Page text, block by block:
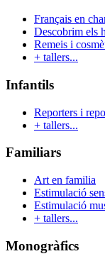
Français en
Descobrim els
Remeis i
+ tallers...
Infantils
Reporters i
+ tallers...
Familiars
Art en familia
Estimulació
Estimulació
+ tallers...
Monogràfics